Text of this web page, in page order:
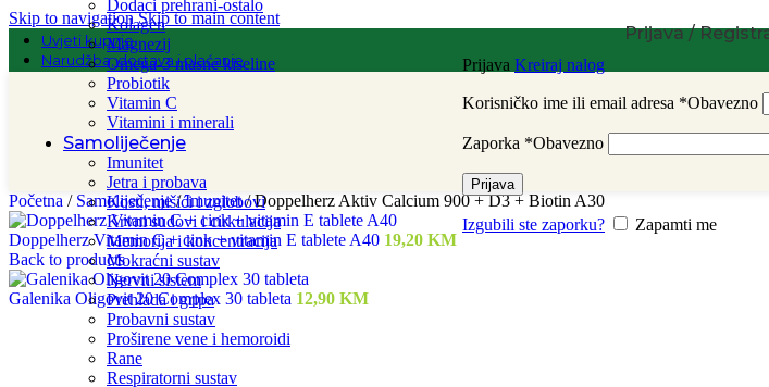
Skip to navigationSkip to main content
Uvjeti kupnje
Narudžba, dostava i plaćanje
Dodaci prehrani-ostalo
Kolagen
Magnezij
Omega-3 masne kiseline
Probiotik
Vitamin C
Vitamini i minerali
Samoliječenje
Imunitet
Jetra i probava
Kosti, mišići i zglobovi
Krvni sudovi i cirkulacija
Memorija i koncentracija
Mokraćni sustav
Nervni sistem
Prehlada i gripa
Probavni sustav
Proširene vene i hemoroidi
Rane
Respiratorni sustav
Prijava /
Prijava Kreiraj nalog
Korisničko ime ili email adresa *Obavezno
Zaporka *Obavezno
Prijava
Izgubili ste zaporku? Zapamti me
Početna / Samoliječenje/ Imunitet/ Doppelherz Aktiv Calcium 900 + D3 + Biotin A30
Doppelherz Vitamin C + cink + vitamin E tablete A40 19,20 KM
Back to products
Galenika Oligovit 20 Complex 30 tableta 12,90 KM